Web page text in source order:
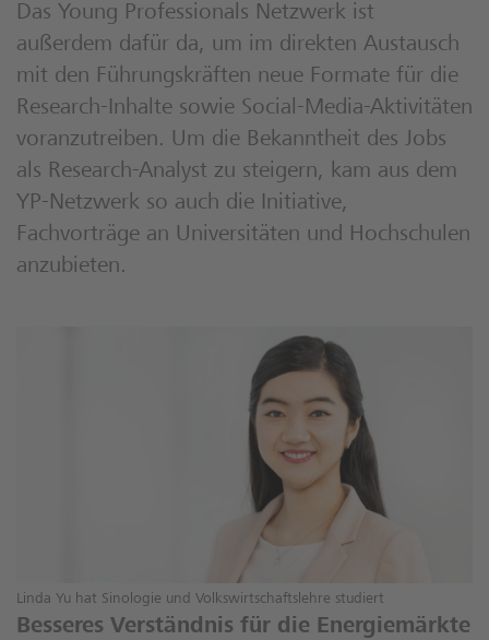
Das Young Professionals Netzwerk ist
außerdem dafür da, um im direkten Austausch
mit den Führungskräften neue Formate für die
Research-Inhalte sowie Social-Media-Aktivitäten
voranzutreiben. Um die Bekanntheit des Jobs
als Research-Analyst zu steigern, kam aus dem
YP-Netzwerk so auch die Initiative,
Fachvorträge an Universitäten und Hochschulen
anzubieten.
Linda Yu hat Sinologie und Volkswirtschaftslehre studiert
Besseres Verständnis für die Energiemärkte